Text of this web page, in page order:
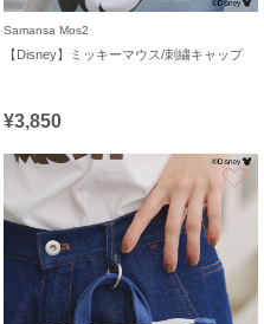
Samansa Mos2
【Disney】ミッキーマウス/刺繍キャップ
¥3,850
お気に入り